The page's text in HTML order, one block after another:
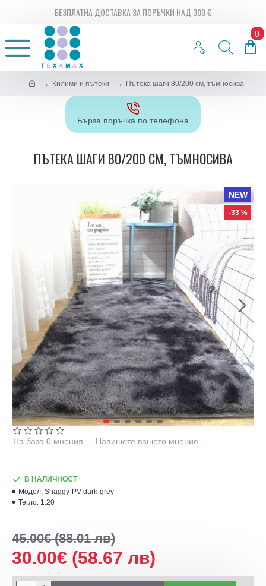
БЕЗПЛАТНА ДОСТАВКА ЗА ПОРЪЧКИ НАД 300 €
0
Килими и пътеки Пътека шаги 80/200 см, тъмносива
Бърза поръчка по телефона
ПЪТЕКА ШАГИ 80/200 СМ, ТЪМНОСИВА
NEW
-33 %
На база 0 мнения. - Напишете вашето мнение
30.00€ (58.67 лв)
45.00€(88.01 лв)
В НАЛИЧНОСТ
Модел: Shaggy-PV-dark-grey
Тегло: 1.20